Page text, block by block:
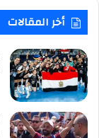
أخر المقالات